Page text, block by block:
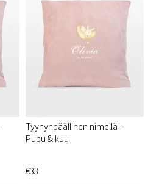
Tyynynpäällinen nimellä –
Pupu & kuu
€33